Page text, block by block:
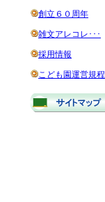
創立６０周年
雑文アレコレ･･･
採用情報
こども園運営規程